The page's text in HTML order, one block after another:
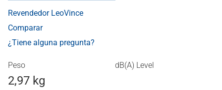
Revendedor LeoVince
Comparar
¿Tiene alguna pregunta?
Peso
2,97 kg
dB(A) Level